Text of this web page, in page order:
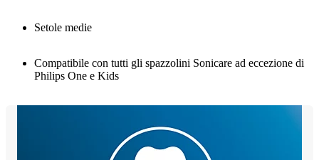
Setole medie
Compatibile con tutti gli spazzolini Sonicare ad eccezione di
Philips One e Kids